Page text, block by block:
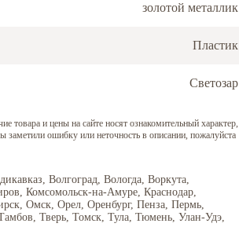
золотой металлик
Пластик
Светозар
товара и цены на сайте носят ознакомительный характер,
заметили ошибку или неточность в описании, пожалуйста
Волгоград, Вологда, Воркута,
Комсомольск-на-Амуре, Краснодар,
Омск, Орел, Оренбург, Пенза, Пермь,
Тверь, Томск, Тула, Тюмень, Улан-Удэ,